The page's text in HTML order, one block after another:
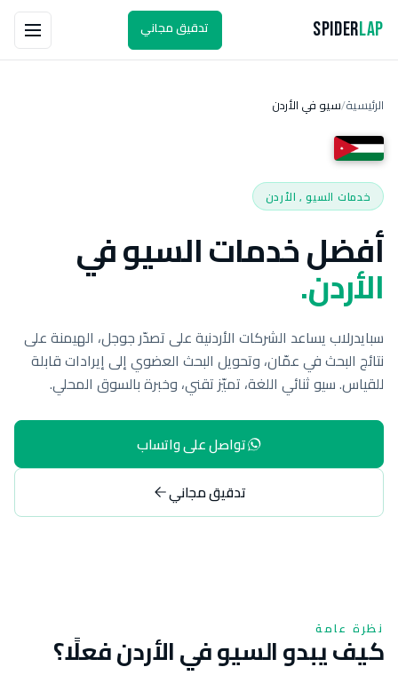
SpiderLap تدقيق مجاني
الرئيسية/سيو في الأردن
خدمات السيو , الأردن
أفضل خدمات السيو في
الأردن.
سبايدرلاب يساعد الشركات الأردنية على تصدّر جوجل، الهيمنة على
نتائج البحث في عمّان، وتحويل البحث العضوي إلى إيرادات قابلة
للقياس. سيو ثنائي اللغة، تميّز تقني، وخبرة بالسوق المحلي.
تواصل على واتساب
تدقيق مجاني
نظرة عامة
كيف يبدو السيو في الأردن فعلًا؟